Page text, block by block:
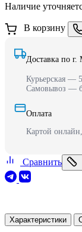
Наличие
В корзину
Доставка по г.
Курьерская —
Самовывоз —
Оплата
Картой
Сравнить
Характеристики